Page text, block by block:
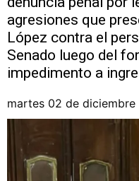
agresiones que
López contra el
Senado luego del
impedimento a
martes 02 de